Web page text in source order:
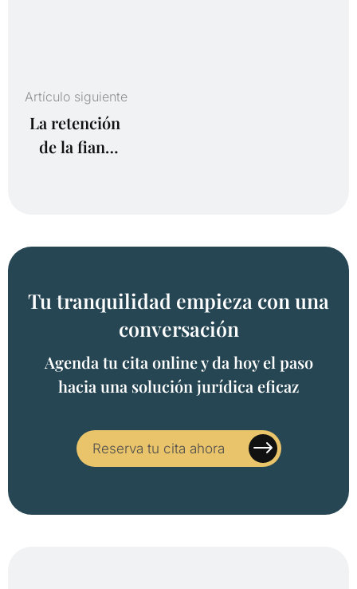
Artículo siguiente
La retención
de la fianza
Tu tranquilidad empieza con una
conversación
Agenda tu cita online y da hoy el paso
hacia una solución jurídica eficaz
Reserva tu cita ahora